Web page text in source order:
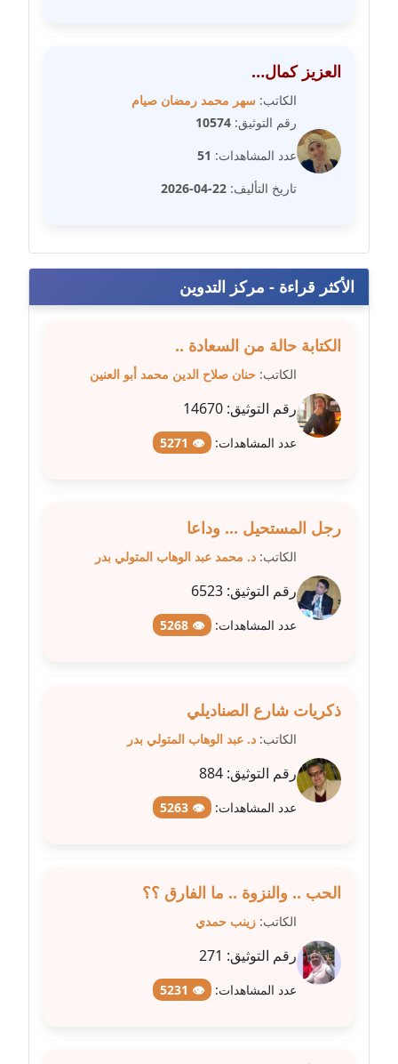
مدونة سالي علاء الدين
عاملة
عاملة
مدونة سامح فرج
عاملة
مدونة سحر أبو العلا
عاملة
مدونة سحر حسب الله
عاملة
مدونة سعيد زعلوك
معلق
مدونة سلوى بدران
عاملة
مدونة سلوى محمود
مدونة سماح حامد
عاملة
عاملة
مدونة سمير حماد
عاملة
مدونة سهام كمال
العزيز كمال…
الكاتب: سهر محمد رمضان صيام
رقم التوثيق: 10574
عدد المشاهدات: 51
تاريخ التأليف: 22-04-2026
الأكثر قراءة - مركز التدوين
الكتابة حالة من السعادة ..
الكاتب: حنان صلاح الدين محمد أبو العنين
رقم التوثيق: 14670
عدد المشاهدات: 👁 5271
رجل المستحيل ... وداعا
الكاتب: د. محمد عبد الوهاب المتولي بدر
رقم التوثيق: 6523
عدد المشاهدات: 👁 5268
ذكريات شارع الصناديلي
الكاتب: د. عبد الوهاب المتولي بدر
رقم التوثيق: 884
عدد المشاهدات: 👁 5263
الحب .. والنزوة .. ما الفارق ؟؟
الكاتب: زينب حمدي
رقم التوثيق: 271
عدد المشاهدات: 👁 5231